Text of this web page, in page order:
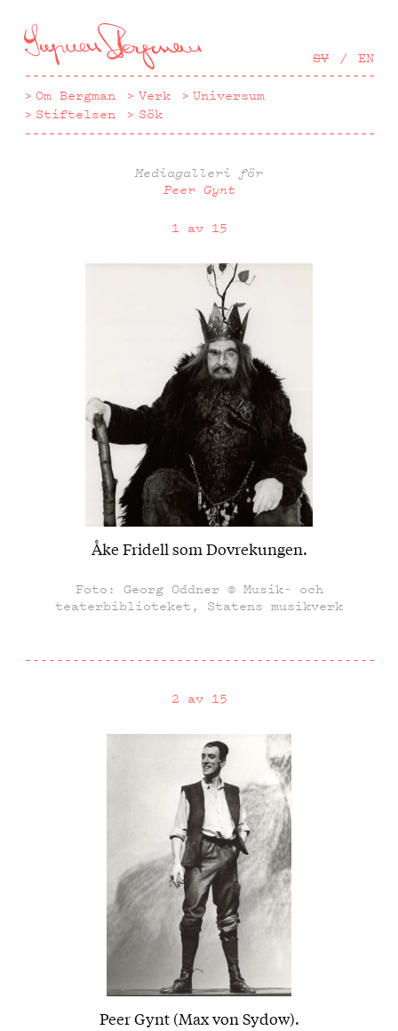
till
huvudinnehåll
SV EN
Om Bergman Verk
Universum
Stiftelsen
Sök
Mediagalleri för
Peer Gynt
1 av 15
Åke Fridell som Dovrekungen.
Foto: Georg Oddner © Musik- och
teaterbiblioteket, Statens musikverk
2 av 15
Peer Gynt (Max von Sydow).